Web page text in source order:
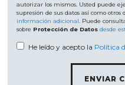
autorizar los mismos. Usted puede
supresión de sus datos así como otros
información adicional
. Puede
sobre Protección de Datos desde
He leído y acepto la Política